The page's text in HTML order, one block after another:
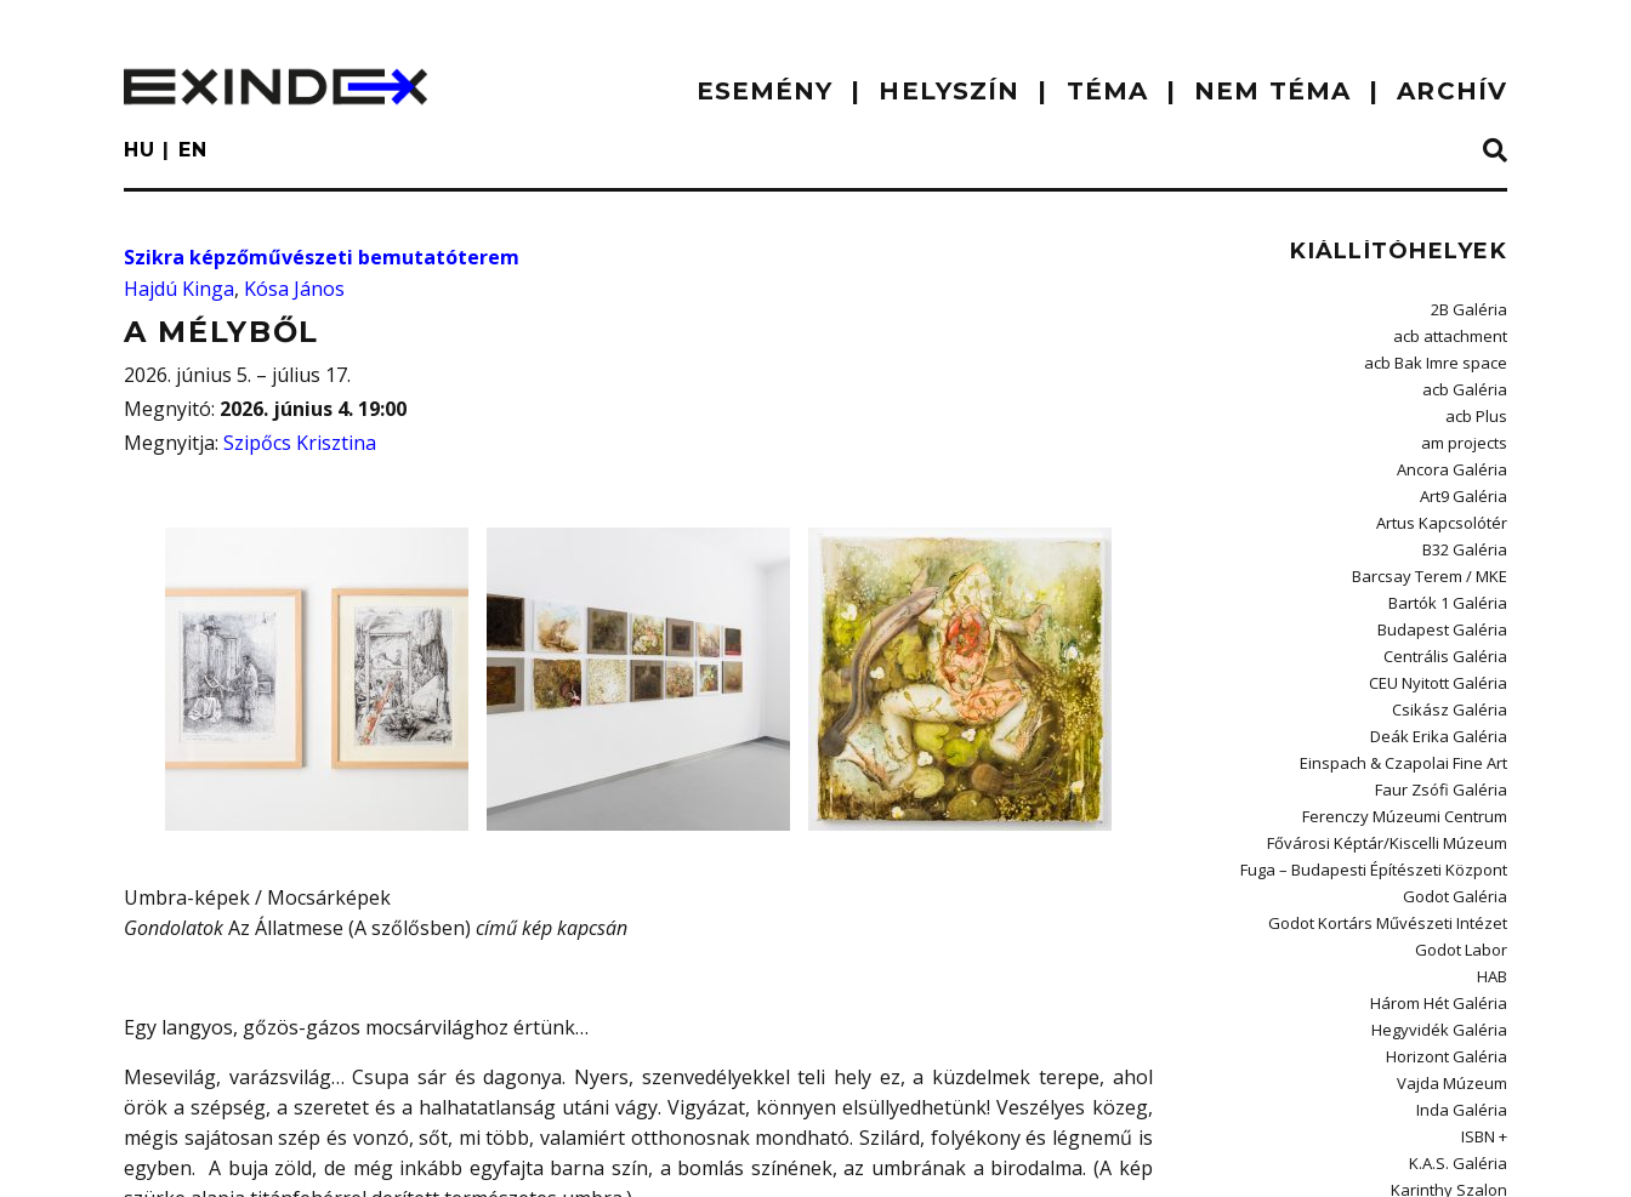
ESEMÉNY HELYSZÍN TÉMA NEM TÉMA ARCHÍV
HU EN
Szikra képzőművészeti bemutatóterem
Hajdú Kinga, Kósa János
A MÉLYBŐL
2026. június 5. – július 17.
Megnyitó: 2026. június 4. 19:00
Megnyitja: Szipőcs Krisztina
Umbra-képek / Mocsárképek
GondolatokAz Állatmese (A szőlősben) című kép kapcsán
Egy langyos, gőzös-gázos mocsárvilághoz értünk…
Mesevilág, varázsvilág… Csupa sár és dagonya. Nyers, szenvedélyekkel teli hely ez, a küzdelmek terepe, ahol
örök a szépség, a szeretet és a halhatatlanság utáni vágy. Vigyázat, könnyen elsüllyedhetünk! Veszélyes közeg,
mégis sajátosan szép és vonzó, sőt, mi több, valamiért otthonosnak mondható. Szilárd, folyékony és légnemű is
egyben. A buja zöld, de még inkább egyfajta barna szín, a bomlás színének, az umbrának a birodalma. (A kép
KIÁLLÍTÓHELYEK
2B Galéria
acb attachment
acb Bak Imre space
acb Galéria
acb Plus
am projects
Ancora Galéria
Art9 Galéria
Artus Kapcsolótér
B32 Galéria
Barcsay Terem / MKE
Bartók 1 Galéria
Budapest Galéria
Centrális Galéria
CEU Nyitott Galéria
Csikász Galéria
Deák Erika Galéria
Einspach & Czapolai Fine Art
Faur Zsófi Galéria
Ferenczy Múzeumi Centrum
Fővárosi Képtár/Kiscelli Múzeum
Fuga – Budapesti Építészeti Központ
Godot Galéria
Godot Kortárs Művészeti Intézet
Godot Labor
HAB
Három Hét Galéria
Hegyvidék Galéria
Horizont Galéria
Vajda Múzeum
Inda Galéria
ISBN +
K.A.S. Galéria
Karinthy Szalon